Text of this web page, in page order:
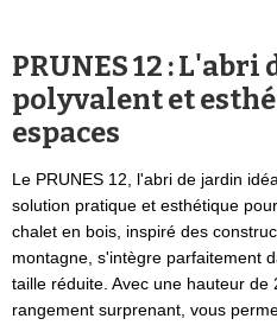
PRUNES 12 :
polyvalent et
espaces
Le PRUNES 12, l'abri de jardin
solution pratique et esthétique
chalet en bois, inspiré des
montagne, s'intègre parfaitement
taille réduite. Avec une hauteur
rangement surprenant, vous